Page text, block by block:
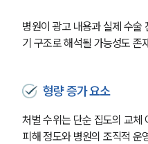
병원이 광고 내용과 실제 수술
기 구조로 해석될 가능성도 존
형량 증가 요소
처벌 수위는 단순 집도의 교체
피해 정도와 병원의 조직적 운